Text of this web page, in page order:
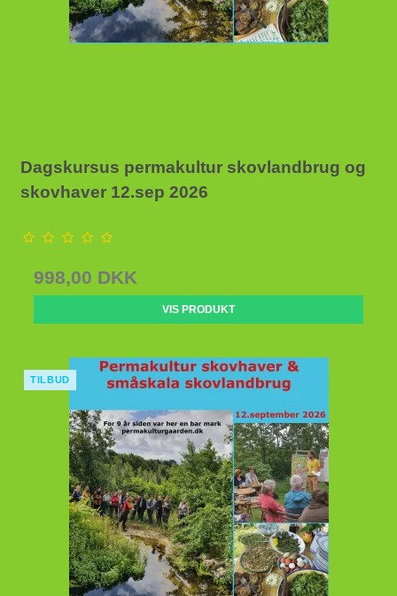
Dagskursus permakultur skovlandbrug og
skovhaver 12.sep 2026
998,00 DKK
VIS PRODUKT
TILBUD